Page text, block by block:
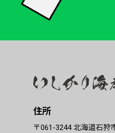
住所
〒061-3244 北海道石狩